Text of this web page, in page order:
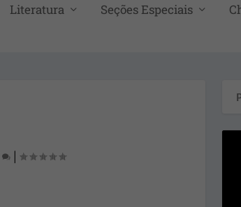
Literatura Seções Especiais
|